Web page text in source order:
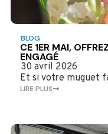
BLOG
CE 1ER MAI,
ENGAGÉ
30 avril 2026
Et si votre muguet
LIRE PLUS